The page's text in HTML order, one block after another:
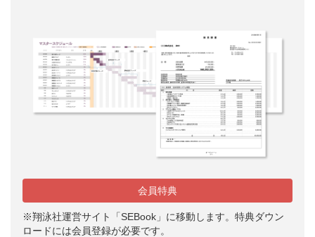
会員特典
※翔泳社運営サイト「SEBook」に移動します。特典ダウン
ロードには会員登録が必要です。